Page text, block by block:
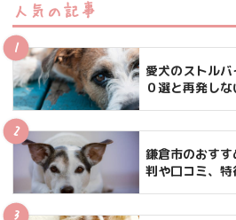
人気の記事
愛犬のストルバ
０選と再発し
鎌倉市のおす
判や口コミ、